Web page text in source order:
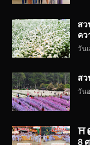
สว
คว
วัน
สว
วัน
8